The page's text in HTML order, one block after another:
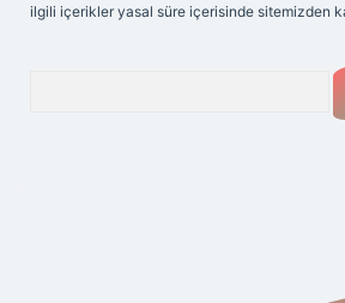
ilgili içerikler yasal süre içerisinde sitemizden